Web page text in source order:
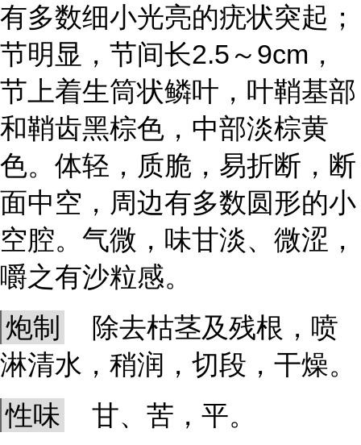
有多数细小光亮的疣状突起；
节明显，节间长2.5～9cm，
节上着生筒状鳞叶，叶鞘基部
和鞘齿黑棕色，中部淡棕黄
色。体轻，质脆，易折断，断
面中空，周边有多数圆形的小
空腔。气微，味甘淡、微涩，
嚼之有沙粒感。
炮制
除去枯茎及残根，喷
淋清水，稍润，切段，干燥。
性味
甘、苦，平。